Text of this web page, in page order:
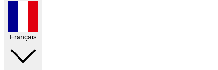
Français